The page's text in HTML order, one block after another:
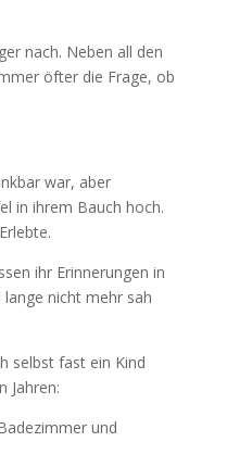
nach. Neben all den
öfter die Frage, ob
war, aber
in ihrem Bauch hoch.
ihr Erinnerungen in
nicht mehr sah
selbst fast ein Kind
Jahren:
und